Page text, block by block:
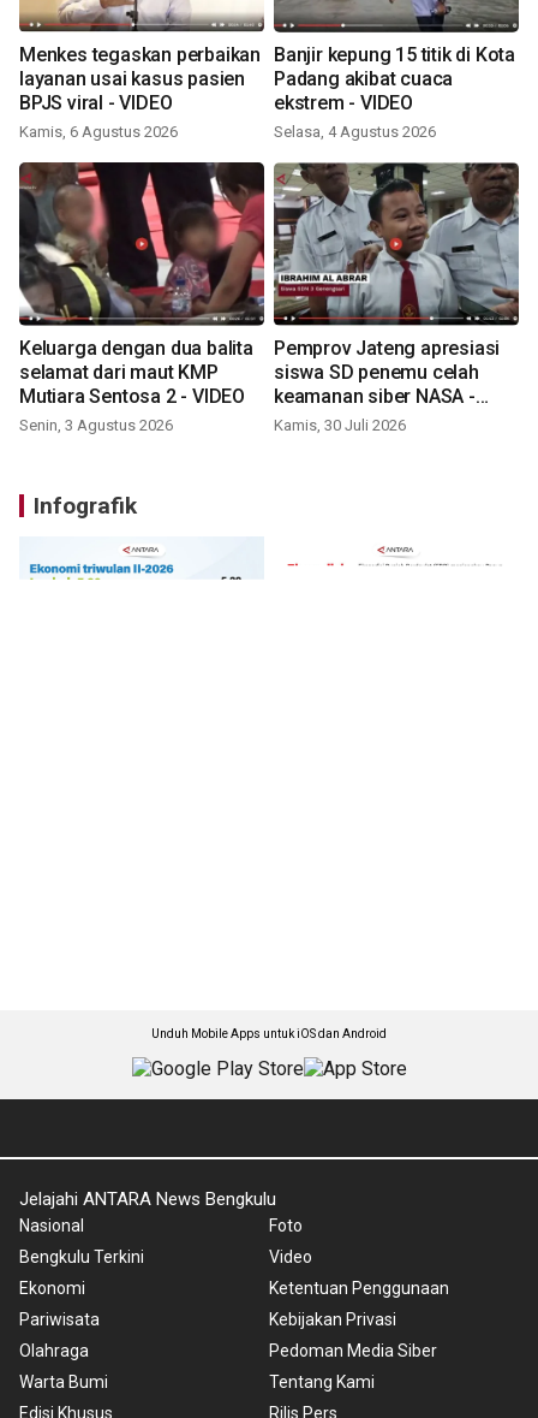
Menkes tegaskan perbaikan
layanan usai kasus pasien
BPJS viral - VIDEO
Kamis, 6 Agustus 2026
Banjir kepung 15 titik di Kota
Padang akibat cuaca
ekstrem - VIDEO
Selasa, 4 Agustus 2026
Keluarga dengan dua balita
selamat dari maut KMP
Mutiara Sentosa 2 - VIDEO
Senin, 3 Agustus 2026
Pemprov Jateng apresiasi
siswa SD penemu celah
keamanan siber NASA -
VIDEO
Kamis, 30 Juli 2026
Infografik
Unduh Mobile Apps untuk iOS dan Android
Jelajahi ANTARA News Bengkulu
Nasional
Bengkulu Terkini
Ekonomi
Pariwisata
Olahraga
Warta Bumi
Edisi Khusus
Foto
Video
Ketentuan Penggunaan
Kebijakan Privasi
Pedoman Media Siber
Tentang Kami
Rilis Pers